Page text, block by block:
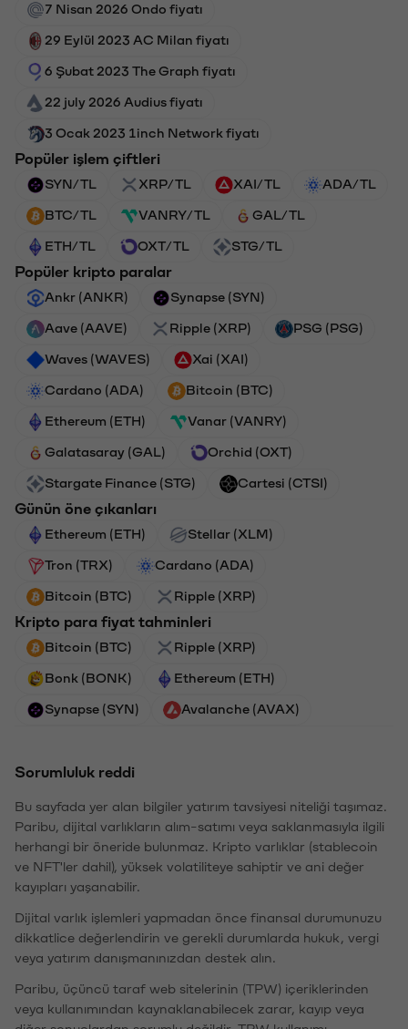
7 Nisan 2026 Ondo fiyatı
29 Eylül 2023 AC Milan fiyatı
6 Şubat 2023 The Graph fiyatı
22 july 2026 Audius fiyatı
3 Ocak 2023 1inch Network fiyatı
Popüler işlem çiftleri
SYN/TL XRP/TL XAI/TL ADA/TL
BTC/TL VANRY/TL GAL/TL
ETH/TL OXT/TL STG/TL
Popüler kripto paralar
Ankr (ANKR) Synapse (SYN)
Aave (AAVE) Ripple (XRP) PSG (PSG)
Waves (WAVES) Xai (XAI)
Cardano (ADA) Bitcoin (BTC)
Ethereum (ETH) Vanar (VANRY)
Galatasaray (GAL) Orchid (OXT)
Stargate Finance (STG) Cartesi (CTSI)
Günün öne çıkanları
Ethereum (ETH) Stellar (XLM)
Tron (TRX) Cardano (ADA)
Bitcoin (BTC) Ripple (XRP)
Kripto para fiyat tahminleri
Bitcoin (BTC) Ripple (XRP)
Bonk (BONK) Ethereum (ETH)
Synapse (SYN) Avalanche (AVAX)
Sorumluluk reddi
Bu sayfada yer alan bilgiler yatırım tavsiyesi niteliği taşımaz.
Paribu, dijital varlıkların alım-satımı veya saklanmasıyla ilgili
herhangi bir öneride bulunmaz. Kripto varlıklar (stablecoin
ve NFT'ler dahil), yüksek volatiliteye sahiptir ve ani değer
kayıpları yaşanabilir.
Dijital varlık işlemleri yapmadan önce finansal durumunuzu
dikkatlice değerlendirin ve gerekli durumlarda hukuk, vergi
veya yatırım danışmanınızdan destek alın.
Paribu, üçüncü taraf web sitelerinin (TPW) içeriklerinden
veya kullanımından kaynaklanabilecek zarar, kayıp veya